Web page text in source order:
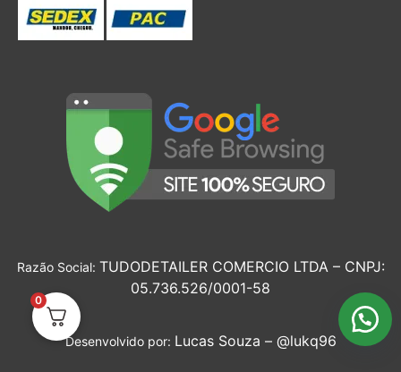
Razão Social: TUDODETAILER COMERCIO LTDA – CNPJ:
05.736.526/0001-58
Desenvolvido por: Lucas Souza – @lukq96
0